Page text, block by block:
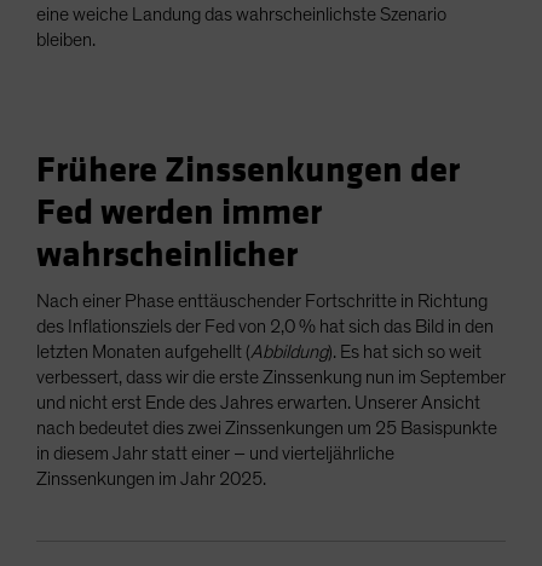
United States (US Citizens)
eine weiche Landung das wahrscheinlichste Szenario
bleiben.
Frühere Zinssenkungen der
Fed werden immer
wahrscheinlicher
Nach einer Phase enttäuschender Fortschritte in Richtung
des Inflationsziels der Fed von 2,0 % hat sich das Bild in den
letzten Monaten aufgehellt (Abbildung). Es hat sich so weit
verbessert, dass wir die erste Zinssenkung nun im September
und nicht erst Ende des Jahres erwarten. Unserer Ansicht
nach bedeutet dies zwei Zinssenkungen um 25 Basispunkte
in diesem Jahr statt einer – und vierteljährliche
Zinssenkungen im Jahr 2025.